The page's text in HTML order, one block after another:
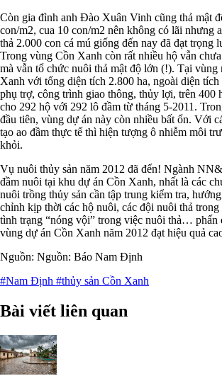
Còn gia đình anh Đào Xuân Vinh cũng thả mật
con/m2, cua 10 con/m2 nên không có lãi nhưng
thả 2.000 con cá mú giống đến nay đã đạt trọng
Trong vùng Cồn Xanh còn rất nhiều hộ vẫn
mà vẫn tổ chức nuôi thả mật độ lớn (!). Tại vùng
Xanh với tổng diện tích 2.800 ha, ngoài diện tích
phụ trợ, công trình giao thông, thủy lợi, trên 400
cho 292 hộ với 292 lô đầm từ tháng 5-2011.
đầu tiên, vùng dự án này còn nhiều bất ổn. Với
tạo ao đầm thực tế thì hiện tượng ô nhiễm môi
khỏi.
Vụ nuôi thủy sản năm 2012 đã đến! Ngành
đầm nuôi tại khu dự án Cồn Xanh, nhất là các
nuôi trồng thủy sản cần tập trung kiểm tra,
chỉnh kịp thời các hộ nuôi, các đội nuôi thả
tình trạng “nóng vội” trong việc nuôi thả… phấn
vùng dự án Cồn Xanh năm 2012 đạt hiệu quả
Nguồn: Nguồn: Báo Nam Định
#Nam Định #thủy sản Cồn Xanh
Bài viết liên quan